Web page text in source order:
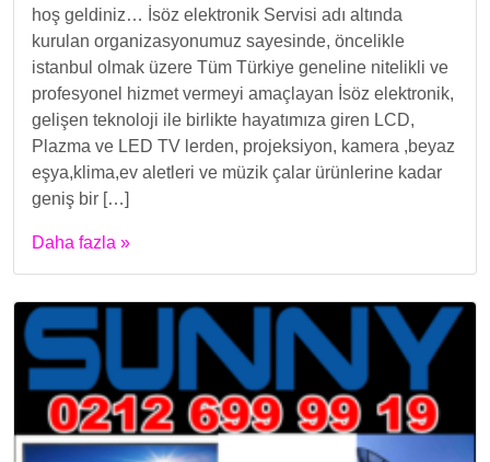
hoş geldiniz… İsöz elektronik Servisi adı altında
kurulan organizasyonumuz sayesinde, öncelikle
istanbul olmak üzere Tüm Türkiye geneline nitelikli ve
profesyonel hizmet vermeyi amaçlayan İsöz elektronik,
gelişen teknoloji ile birlikte hayatımıza giren LCD,
Plazma ve LED TV lerden, projeksiyon, kamera ,beyaz
eşya,klima,ev aletleri ve müzik çalar ürünlerine kadar
geniş bir […]
Daha fazla »